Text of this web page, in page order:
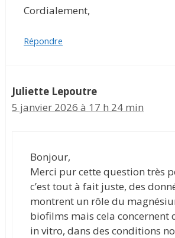
Cordialement,
Répondre
Juliette Lepoutre
5 janvier 2026 à 17 h 24 min
Bonjour,
Merci pur cette question très
c’est tout à fait juste, des
montrent un rôle du
biofilms mais cela concernent
in vitro, dans des conditions